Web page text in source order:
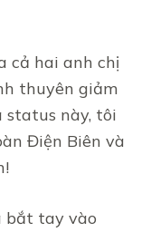
cả hai anh chị
thuyên giảm
status này, tôi
Điện Biên và
bắt tay vào